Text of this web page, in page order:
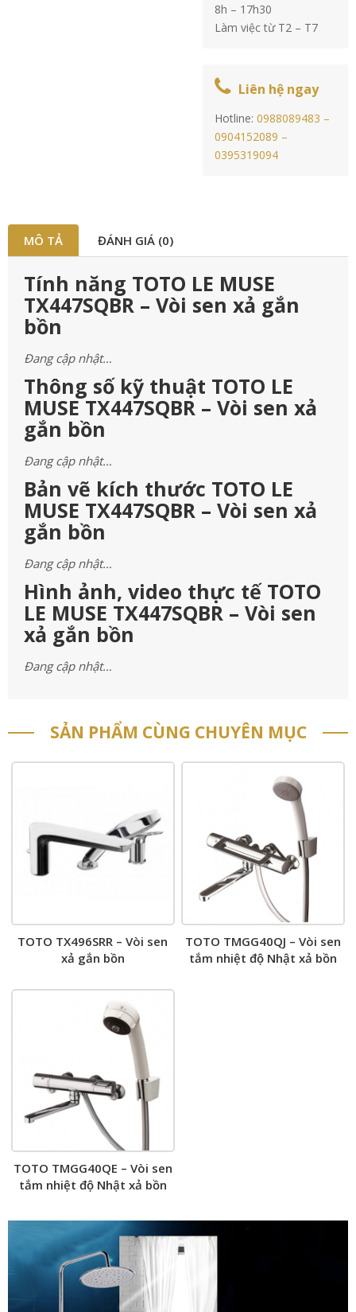
8h – 17h30
Làm việc từ T2 – T7
Liên hệ ngay
Hotline:0988089483 –
0904152089 –
0395319094
MÔ TẢ ĐÁNH GIÁ (0)
Tính năng TOTO LE MUSE
TX447SQBR – Vòi sen xả gắn
bồn
Đang cập nhật…
Thông số kỹ thuật TOTO LE
MUSE TX447SQBR – Vòi sen xả
gắn bồn
Đang cập nhật…
Bản vẽ kích thước TOTO LE
MUSE TX447SQBR – Vòi sen xả
gắn bồn
Đang cập nhật…
Hình ảnh, video thực tế TOTO
LE MUSE TX447SQBR – Vòi sen
xả gắn bồn
Đang cập nhật…
SẢN PHẨM CÙNG CHUYÊN MỤC
TOTO TX496SRR – Vòi sen
xả gắn bồn
TOTO TMGG40QJ – Vòi sen
tắm nhiệt độ Nhật xả bồn
TOTO TMGG40QE – Vòi sen
tắm nhiệt độ Nhật xả bồn